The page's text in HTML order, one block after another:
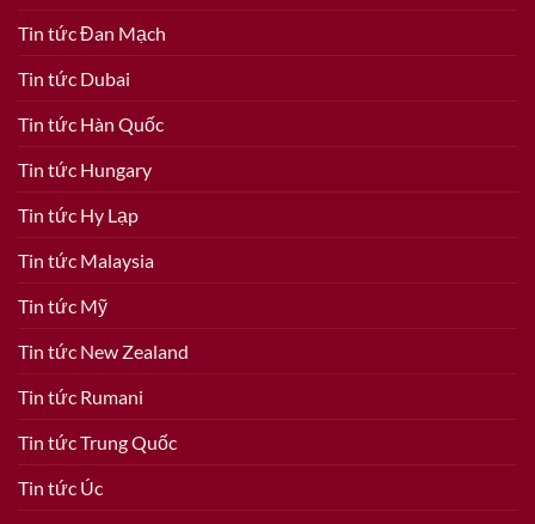
Tin tức Đan Mạch
Tin tức Dubai
Tin tức Hàn Quốc
Tin tức Hungary
Tin tức Hy Lạp
Tin tức Malaysia
Tin tức Mỹ
Tin tức New Zealand
Tin tức Rumani
Tin tức Trung Quốc
Tin tức Úc